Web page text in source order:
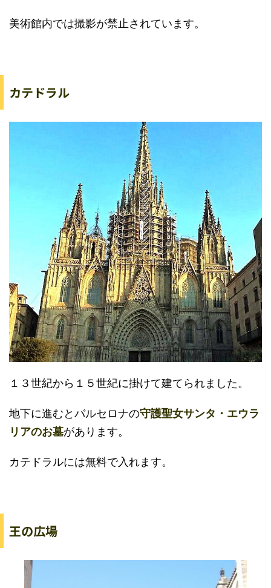
美術館内では撮影が禁止されています。
カテドラル
１３世紀から１５世紀に掛けて建てられました。
地下に進むとバルセロナの守護聖女サンタ・エウラ
リアのお墓があります。
カテドラルには無料で入れます。
王の広場